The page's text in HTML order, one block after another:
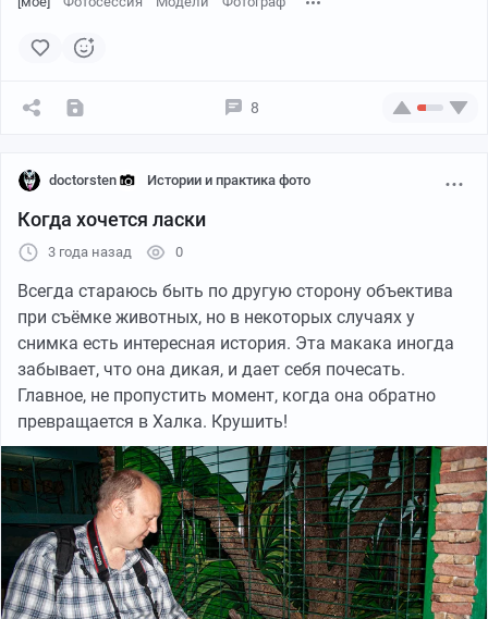
Так что с уверенностью сказать, какая из фотографий
лишь, что никогда не надо бояться сделать кадр,
такой же как у кого-то. Кто знает, может именно ваша
фотография станет символом победы, романтики или
харассмента…
P.S. Мнение: я люблю вообще разные скульптуры.
Пребывая в каком-нибудь новом городе, я первым
делом бегу смотреть на всякие такие штуки, типа
памятник колбасе, носку, Шурику и Лидочке (в
Краснодаре). Поэтому, вне зависимости от морально
этической дилеммы движения типа #metoo, мне за
памятник обидно
8
doctorsten Истории и практика фото
Когда хочется ласки
3 года назад 0
Всегда стараюсь быть по другую сторону объектива
при съёмке животных, но в некоторых случаях у
снимка есть интересная история. Эта макака иногда
забывает, что она дикая, и дает себя почесать.
Главное, не пропустить момент, когда она обратно
превращается в Халка. Крушить!